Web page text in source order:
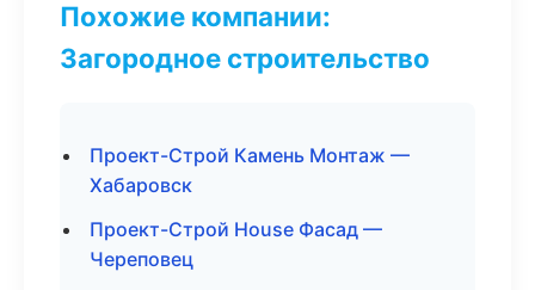
Похожие компании:
Загородное строительство
Проект-Строй Камень Монтаж —
Хабаровск
Проект-Строй House Фасад —
Череповец